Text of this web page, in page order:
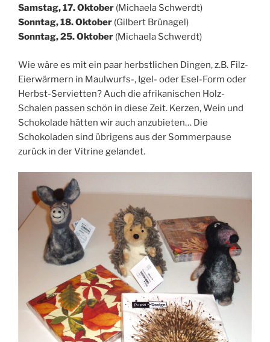
Samstag, 17. Oktober (Michaela Schwerdt)
Sonntag, 18. Oktober (Gilbert Brünagel)
Sonntag, 25. Oktober (Michaela Schwerdt)
Wie wäre es mit ein paar herbstlichen Dingen, z.B. Filz-
Eierwärmern in Maulwurfs-, Igel- oder Esel-Form oder
Herbst-Servietten? Auch die afrikanischen Holz-
Schalen passen schön in diese Zeit. Kerzen, Wein und
Schokolade hätten wir auch anzubieten… Die
Schokoladen sind übrigens aus der Sommerpause
zurück in der Vitrine gelandet.